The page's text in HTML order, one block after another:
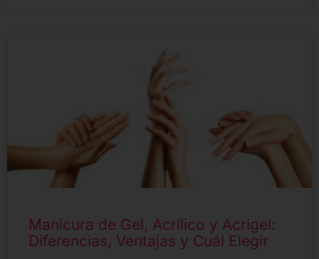
Manicura de Gel, Acrílico y Acrigel:
Diferencias, Ventajas y Cuál Elegir